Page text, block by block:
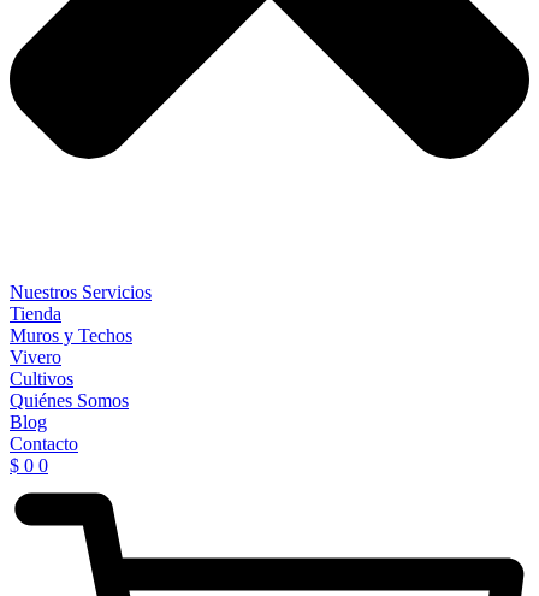
Nuestros Servicios
Tienda
Muros y Techos
Vivero
Cultivos
Quiénes Somos
Blog
Contacto
$ 0 0